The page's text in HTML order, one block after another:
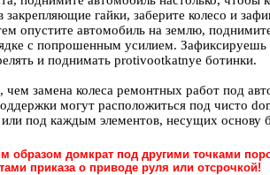
гайки, заберите колесо и
опустите автомобиль на землю,
с попрошенным усилием.
и поднимать protivootkatnye ботинки.
чем замена колеса ремонтных работ под
могут расположиться под чисто
или под каждым элементов, несущих основу
образом домкрат под другими точками
приказа о приводе руля или отсрочкой!